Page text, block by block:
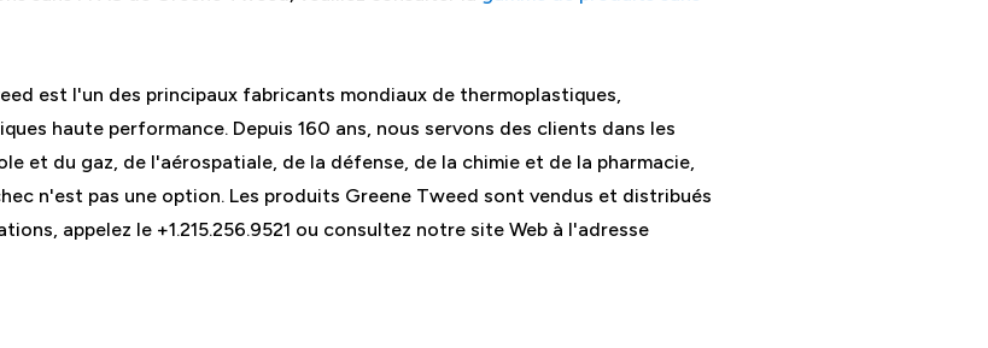
est l'un des principaux fabricants mondiaux de thermoplastiques,
haute performance. Depuis 160 ans, nous servons des clients dans les
et du gaz, de l'aérospatiale, de la défense, de la chimie et de la pharmacie,
n'est pas une option. Les produits Greene Tweed sont vendus et distribués
appelez le +1.215.256.9521 ou consultez notre site Web à l'adresse